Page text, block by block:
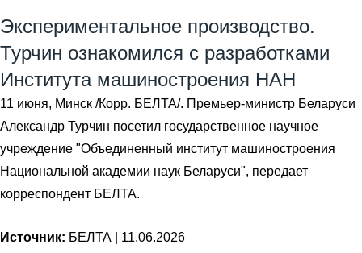
Экспериментальное производство.
Турчин ознакомился с разработками
Института машиностроения НАН
11 июня, Минск /Корр. БЕЛТА/. Премьер-министр Беларуси
Александр Турчин посетил государственное научное
учреждение "Объединенный институт машиностроения
Национальной академии наук Беларуси", передает
корреспондент БЕЛТА.
Источник: БЕЛТА | 11.06.2026